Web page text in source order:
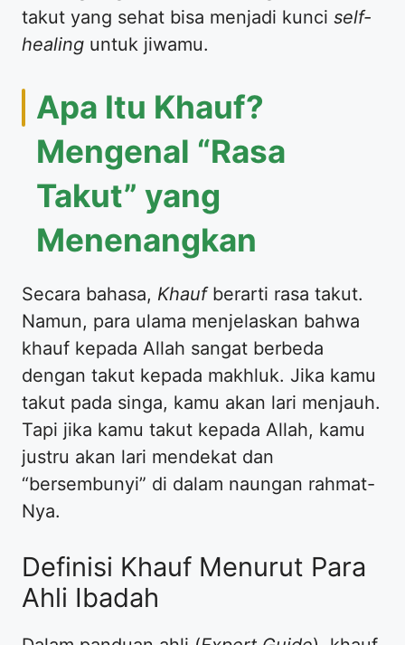
takut yang sehat bisa menjadi kunci self-
healing untuk jiwamu.
Apa Itu Khauf?
Mengenal “Rasa
Takut” yang
Menenangkan
Secara bahasa, Khaufberarti rasa takut.
Namun, para ulama menjelaskan bahwa
khauf kepada Allah sangat berbeda
dengan takut kepada makhluk. Jika kamu
takut pada singa, kamu akan lari menjauh.
Tapi jika kamu takut kepada Allah, kamu
justru akan lari mendekat dan
“bersembunyi” di dalam naungan rahmat-
Nya.
Definisi Khauf Menurut Para
Ahli Ibadah